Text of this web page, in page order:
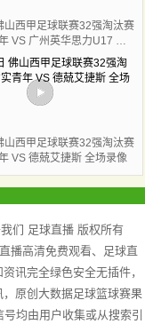
山西甲足球联赛32强淘汰赛
VS 广州英华思力U17 全
山西甲足球联赛32强淘汰赛
VS 德兢艾捷斯 全场录像
们 足球直播版权所有
播高清免费观看、足球直
讯完全绿色安全无插件，
原创大数据足球篮球赛果
均由用户收集或从搜索引